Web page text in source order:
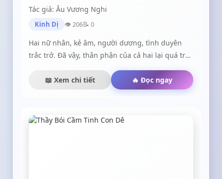
Tác giả: Âu Vương Nghi
Kinh Dị 👁 206📝 0
Hai nữ nhân, kẻ âm, người dương, tình duyên
trắc trở. Đã vậy, thân phận của cả hai lại quá trái
tà, một người là cô hồn dã quỷ cuốn theo những
oán niệm ngút trời. Giữa bọn họ dần dần hình
duyên. Lưu ý: Truyện có nội dung hư cấu, không
📖 Xem chi tiết 🔥 Đọc ngay